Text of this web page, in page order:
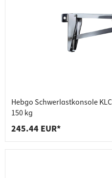
Hebgo Schwerlastkonsole
150 kg
245.44 EUR*